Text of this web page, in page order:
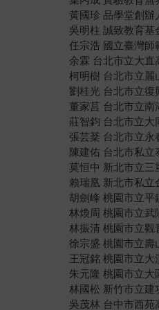
黃國珍 品學堂創
吳明柱 誠致教育基
任宗浩 國立臺灣師
余霖 台北市立大直
柯明樹 台北市立麗
劉桂光 台北市立復
董家莒 台北市立南
莊智鈞 台北市立大
張芸棻 台北市立永
陳建佑 台北市私立
莫恒中 新北市立三
賴瑞凰 新北市私立
胡劍峰 桃園市立平
林煥周 桃園市立武
林振清 桃園市立觀
徐宗盛 桃園市立壽
王冠銘 桃園市立大
朱元隆 桃園市立大
林國松 新竹市立建
吳茂林 台中市西苑